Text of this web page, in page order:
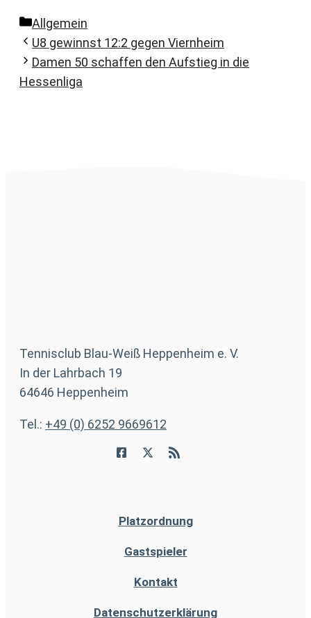
Kategorien
Allgemein
U8 gewinnst 12:2 gegen Viernheim
Damen 50 schaffen den Aufstieg in die
Hessenliga
Tennisclub Blau-Weiß Heppenheim e. V.
In der Lahrbach 19
64646 Heppenheim
Tel.: +49 (0) 6252 9669612
Platzordnung
Gastspieler
Kontakt
Datenschutzerklärung